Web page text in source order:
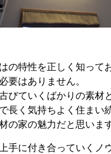
の特性を正しく知って
要はありません。
びていくばかりの素材
長く気持ちよく住まい
の家の魅力だと思います
手に付き合っていくノ